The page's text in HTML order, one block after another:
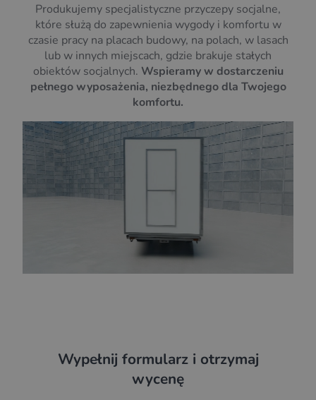
Produkujemy specjalistyczne przyczepy socjalne,
które służą do zapewnienia wygody i komfortu w
czasie pracy na placach budowy, na polach, w lasach
lub w innych miejscach, gdzie brakuje stałych
obiektów socjalnych. Wspieramy w dostarczeniu
pełnego wyposażenia, niezbędnego dla Twojego
komfortu.
Wypełnij formularz i otrzymaj
wycenę